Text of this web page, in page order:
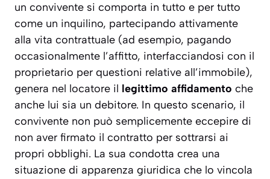
un convivente si comporta in tutto e per tutto
come un inquilino, partecipando attivamente
alla vita contrattuale (ad esempio, pagando
occasionalmente l’affitto, interfacciandosi con il
proprietario per questioni relative all’immobile),
genera nel locatore il legittimo affidamento che
anche lui sia un debitore. In questo scenario, il
convivente non può semplicemente eccepire di
non aver firmato il contratto per sottrarsi ai
propri obblighi. La sua condotta crea una
situazione di apparenza giuridica che lo vincola